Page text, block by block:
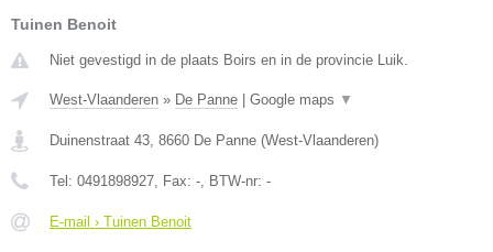
Tuinen Benoit
Niet gevestigd in de plaats Boirs en in de provincie Luik.
West-Vlaanderen » De Panne Google maps ▼
Duinenstraat 43, 8660 De Panne (West-Vlaanderen)
Tel: 0491898927, Fax: -, BTW-nr: -
E-mail › Tuinen Benoit